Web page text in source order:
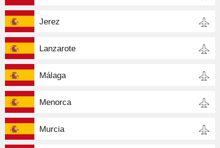
Jerez
Lanzarote
Málaga
Menorca
Murcia